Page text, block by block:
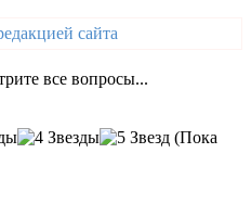
сайта
все вопросы...
(Пока